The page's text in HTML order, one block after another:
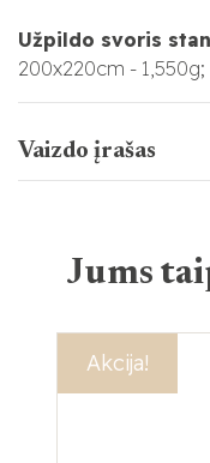
Užpildo svoris
200x220cm - 1,550g;
Vaizdo įrašas
Jums
Akcija!